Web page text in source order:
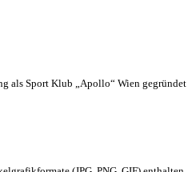
als Sport Klub „Apollo“ Wien